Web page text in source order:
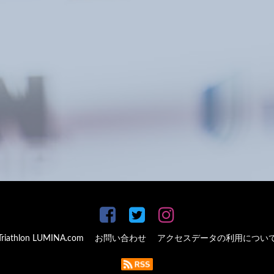
LUMINA.com お問い合わせ アクセスデータの利用につい